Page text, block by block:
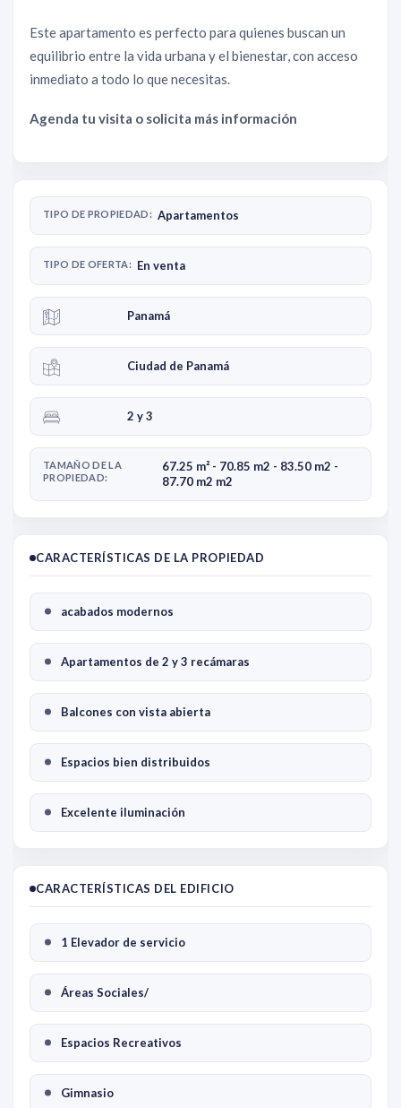
Este apartamento es perfecto para quienes buscan un
equilibrio entre la vida urbana y el bienestar, con acceso
inmediato a todo lo que necesitas.
Agenda tu visita o solicita más información
TIPO DE PROPIEDAD: Apartamentos
TIPO DE OFERTA: En venta
Panamá
Ciudad de Panamá
2 y 3
TAMAÑO DE LA
PROPIEDAD:
67.25 m² - 70.85 m2 - 83.50 m2 -
87.70 m2 m2
CARACTERÍSTICAS DE LA PROPIEDAD
acabados modernos
Apartamentos de 2 y 3 recámaras
Balcones con vista abierta
Espacios bien distribuidos
Excelente iluminación
CARACTERÍSTICAS DEL EDIFICIO
1 Elevador de servicio
Áreas Sociales/
Espacios Recreativos
Gimnasio